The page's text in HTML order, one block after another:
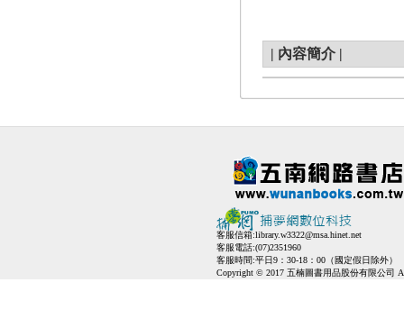
| 內容簡介 |
客服信箱:library.w3322@msa.hinet.net
客服電話:(07)2351960
客服時間:平日9：30-18：00（國定假日除外）
Copyright © 2017 五楠圖書用品股份有限公司